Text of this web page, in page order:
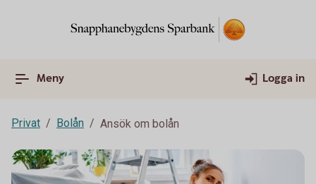
Meny Logga in
Privat Bolån Ansök om bolån